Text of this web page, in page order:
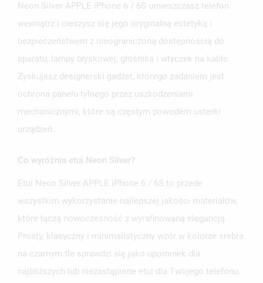
Neon Silver APPLE iPhone 6 / 6S umieszczasz telefon
wewnątrz i cieszysz się jego oryginalną estetyką i
bezpieczeństwem z nieograniczoną dostępnością do
aparatu, lampy błyskowej, głośnika i wtyczek na kable.
Zyskujesz designerski gadżet, którego zadaniem jest
ochrona panelu tylnego przez uszkodzeniami
mechanicznymi, które są częstym powodem usterki
urządzeń.
Co wyróżnia etui Neon Silver?
Etui Neon Silver APPLE iPhone 6 / 6S to przede
wszystkim wykorzystanie najlepszej jakości materiałów,
które łączą nowoczesność z wyrafinowaną elegancją.
Prosty, klasyczny i minimalistyczny wzór w kolorze srebra
na czarnym tle sprawdzi się jako upominek dla
najbliższych lub niezastąpione etui dla Twojego telefonu.